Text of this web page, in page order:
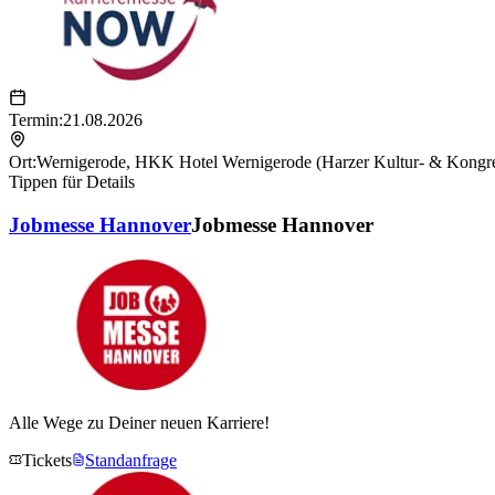
Termin:21.08.2026
Ort:Wernigerode, HKK Hotel Wernigerode (Harzer Kultur- &
Tippen für Details
Jobmesse HannoverJobmesse Hannover
Alle Wege zu Deiner neuen Karriere!
Tickets
Standanfrage